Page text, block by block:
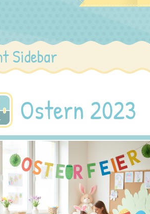
Sidebar
Ostern 2023